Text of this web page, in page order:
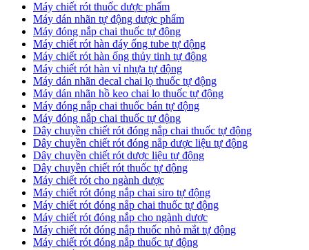
Máy chiết rót thuốc dược phẩm
Máy dán nhãn tự động dược phẩm
Máy đóng nắp chai thuốc tự động
Máy chiết rót hàn đáy ống tube tự động
Máy chiết rót hàn ống thủy tinh tự động
Máy chiết rót hàn vỉ nhựa tự động
​Máy dán nhãn decal chai lọ thuốc tự động
Máy dán nhãn hồ keo chai lọ thuốc tự động
Máy đóng nắp chai thuốc bán tự động
Máy đóng nắp chai thuốc tự động
Dây chuyền chiết rót đóng nắp chai thuốc tự động
​Dây chuyền chiết rót đóng nắp dược liệu tự động
Dây chuyền chiết rót dược liệu tự động
​Dây chuyền chiết rót thuốc tự động
Máy chiết rót cho ngành dược
​Máy chiết rót đóng nắp chai siro tự động
​Máy chiết rót đóng nắp chai thuốc tự động
​Máy chiết rót đóng nắp cho ngành dược
​Máy chiết rót đóng nắp thuốc nhỏ mắt tự động
​Máy chiết rót đóng nắp thuốc tự động